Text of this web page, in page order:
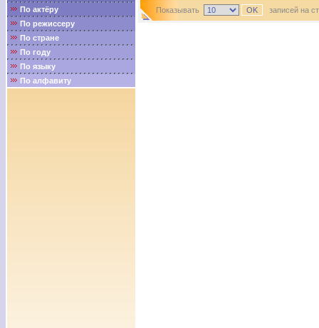
По актёру
По режиссеру
По стране
По году
По языку
По алфавиту
Показывать записей на